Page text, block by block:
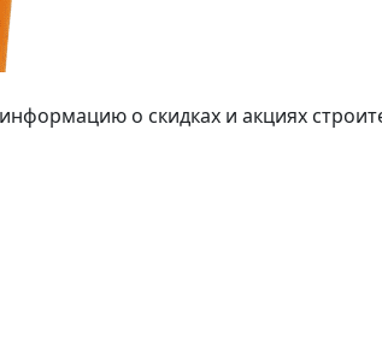
о скидках и акциях